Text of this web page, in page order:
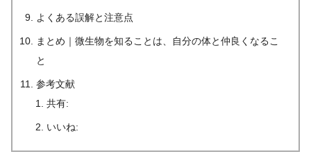
よくある誤解と注意点
まとめ｜微生物を知ることは、自分の体と仲良くなるこ
と
参考文献
共有:
いいね: